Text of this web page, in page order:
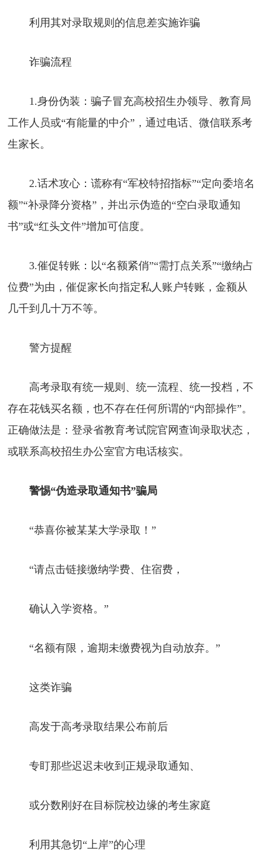
利用其对录取规则的信息差实施诈骗
诈骗流程
1.身份伪装：骗子冒充高校招生办领导、教育局
工作人员或“有能量的中介”，通过电话、微信联系考
生家长。
2.话术攻心：谎称有“军校特招指标”“定向委培名
额”“补录降分资格”，并出示伪造的“空白录取通知
书”或“红头文件”增加可信度。
3.催促转账：以“名额紧俏”“需打点关系”“缴纳占
位费”为由，催促家长向指定私人账户转账，金额从
几千到几十万不等。
警方提醒
高考录取有统一规则、统一流程、统一投档，不
存在花钱买名额，也不存在任何所谓的“内部操作”。
正确做法是：登录省教育考试院官网查询录取状态，
或联系高校招生办公室官方电话核实。
警惕“伪造录取通知书”骗局
“恭喜你被某某大学录取！”
“请点击链接缴纳学费、住宿费，
确认入学资格。”
“名额有限，逾期未缴费视为自动放弃。”
这类诈骗
高发于高考录取结果公布前后
专盯那些迟迟未收到正规录取通知、
或分数刚好在目标院校边缘的考生家庭
利用其急切“上岸”的心理